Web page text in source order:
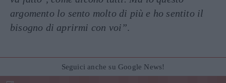
argomento lo sento molto di più e ho sentito il
bisogno di aprirmi con voi”.
Seguici anche su Google News!